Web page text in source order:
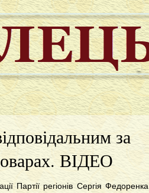
за
ВІДЕО
Партії регіонів Сергія Федоренка